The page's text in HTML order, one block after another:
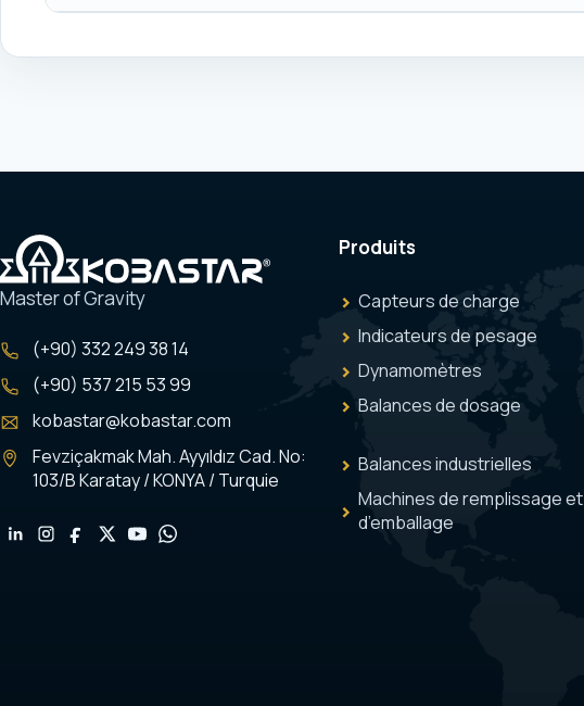
Master of Gravity
(+90) 332 249 38 14
(+90) 537 215 53 99
kobastar@kobastar.com
Fevziçakmak Mah. Ayyıldız Cad. No:
103/B Karatay / KONYA / Turquie
Produits
Capteurs de charge
Indicateurs de pesage
Dynamomètres
Balances de dosage
Balances industrielles
Machines de remplissage et
d’emballage